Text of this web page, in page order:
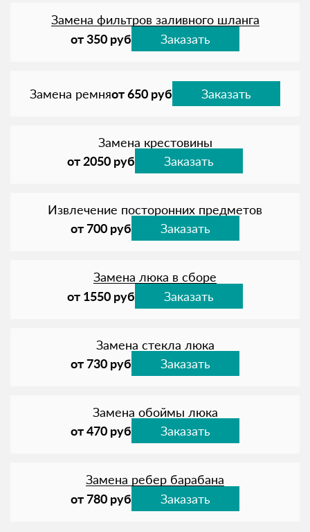
Замена фильтров заливного шланга
от 350 руб
Заказать
Замена ремняот 650 руб Заказать
Замена крестовины
от 2050 руб
Заказать
Извлечение посторонних предметов
от 700 руб
Заказать
Замена люка в сборе
от 1550 руб
Заказать
Замена стекла люка
от 730 руб
Заказать
Замена обоймы люка
от 470 руб
Заказать
Замена ребер барабана
от 780 руб
Заказать